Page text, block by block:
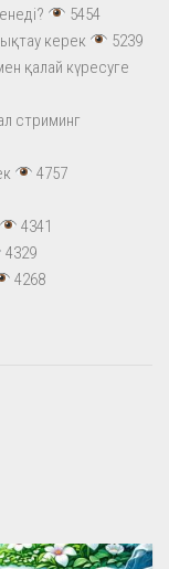
5454
керек
5239
қалай күресуге
стриминг
4757
4341
4329
4268